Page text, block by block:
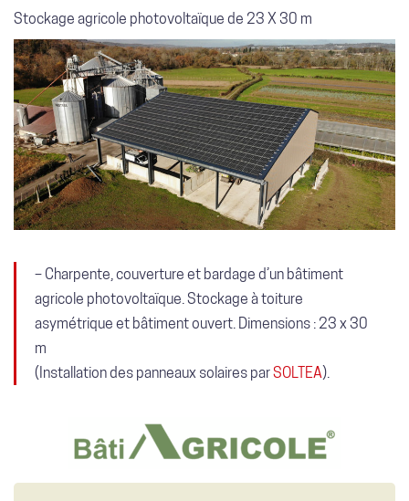
Stockage agricole photovoltaïque de 23 X 30 m
– Charpente, couverture et bardage d’un bâtiment
agricole photovoltaïque. Stockage à toiture
asymétrique et bâtiment ouvert. Dimensions : 23 x 30
m
(Installation des panneaux solaires parSOLTEA).